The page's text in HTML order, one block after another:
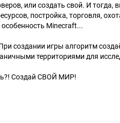
или создать свой. И
постройка, торговля,
Minecraft...
создании игры алгоритм
территориями для
Создай СВОЙ МИР!